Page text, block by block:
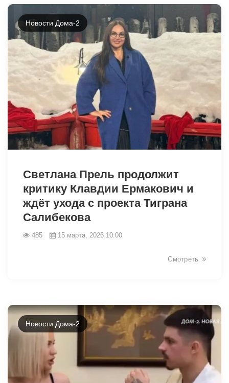
Новости Дома-2
Светлана Прель продолжит
критику Клавдии Ермакович и
ждёт ухода с проекта Тиграна
Салибекова
485 15 марта, 2026 10:00
Смотреть
Новости Дома-2